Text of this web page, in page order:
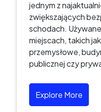
jednym z
zwiększających
schodach.
miejscach, takich
przemysłowe,
publicznej czy
Explore More